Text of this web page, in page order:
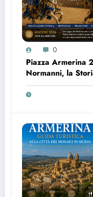
0
Piazza Armerina
Normanni, la
Cavalieri e